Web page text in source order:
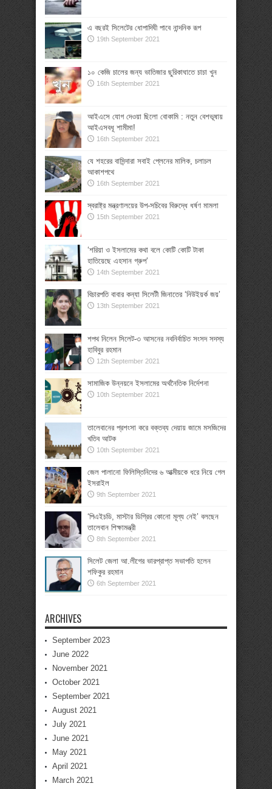
এ বছরই সিলেটের ধোপাদিঘী পাবে নান্দনিক রূপ
19th September 2021
১০ কেজি চালের জন্য ভাতিজার ছুরিকাঘাতে চাচা খুন
16th September 2021
আইএসে যোগ দেওয়া ছিলো বোকামি : নতুন বেশভূষায়
আইএসবধূ শামীমা!
16th September 2021
যে শহরের বাসিন্দারা সবাই প্লেনের মালিক, চলাচল
আকাশপথে
16th September 2021
স্বরাষ্ট্র মন্ত্রণালয়ের উপ-সচিবের বিরুদ্ধে ধর্ষণ মামলা
15th September 2021
‘শরিয়া ও ইসলামের কথা বলে কোটি কোটি টাকা
হাতিয়েছে এহসান গ্রুপ’
14th September 2021
বিচারপতি বাবার কন্যা সিলেটী জিনাতের ‘নিউইয়র্ক জয়’
13th September 2021
শপথ নিলেন সিলেট-৩ আসনের নবনির্বাচিত সংসদ সদস্য
হাবিবুর রহমান
12th September 2021
সামাজিক উন্নয়নে ইসলামের অর্থনৈতিক নির্দেশনা
10th September 2021
তালেবানের প্রশংসা করে বক্তব্য দেয়ায় জামে মসজিদের
খতিব আটক
10th September 2021
জেল পালানো ফিলিস্তিনিদের ৬ আত্মীয়কে ধরে নিয়ে গেল
ইসরাইল
9th September 2021
‘পিএইচডি, মাস্টার ডিগ্রির কোনো মূল্য নেই’ বলছেন
তালেবান শিক্ষামন্ত্রী
8th September 2021
সিলেট জেলা আ.লীগের ভারপ্রাপ্ত সভাপতি হলেন
শফিকুর রহমান
6th September 2021
ARCHIVES
September 2023
June 2022
November 2021
October 2021
September 2021
August 2021
July 2021
June 2021
May 2021
April 2021
March 2021